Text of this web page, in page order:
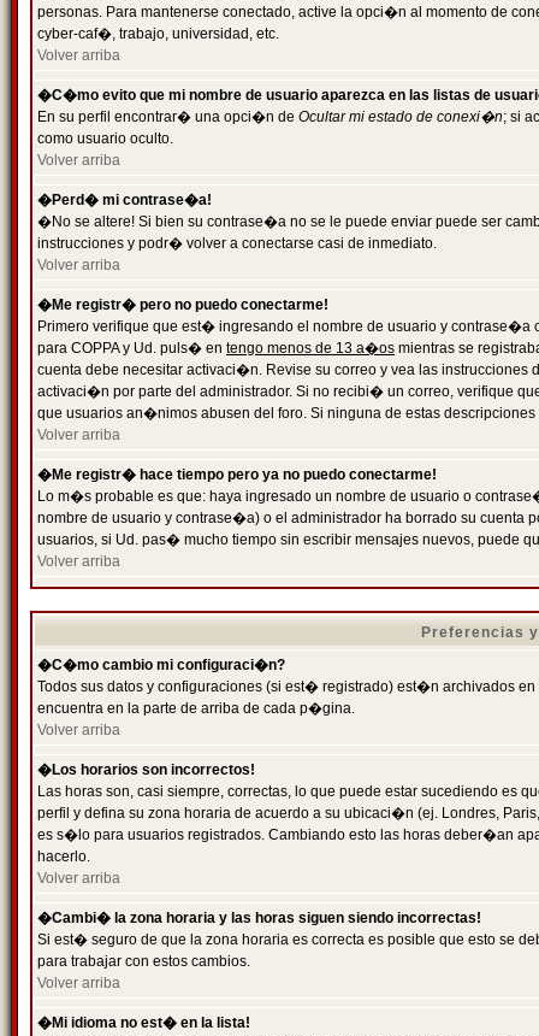
personas. Para mantenerse conectado, active la opci�n al momento de
cyber-caf�, trabajo, universidad, etc.
Volver arriba
�C�mo evito que mi nombre de usuario aparezca en las listas de
En su perfil encontrar� una opci�n de Ocultar mi estado de conexi�n; si
como usuario oculto.
Volver arriba
�Perd� mi contrase�a!
�No se altere! Si bien su contrase�a no se le puede enviar puede ser
instrucciones y podr� volver a conectarse casi de inmediato.
Volver arriba
�Me registr� pero no puedo conectarme!
Primero verifique que est� ingresando el nombre de usuario y
para COPPA y Ud. puls� en tengo menos de 13 a�os mientras se
cuenta debe necesitar activaci�n. Revise su correo y vea las
activaci�n por parte del administrador. Si no recibi� un correo, verifique
que usuarios an�nimos abusen del foro. Si ninguna de estas
Volver arriba
�Me registr� hace tiempo pero ya no puedo conectarme!
Lo m�s probable es que: haya ingresado un nombre de usuario o
nombre de usuario y contrase�a) o el administrador ha borrado su
usuarios, si Ud. pas� mucho tiempo sin escribir mensajes nuevos, puede
Volver arriba
Preferencias
�C�mo cambio mi configuraci�n?
Todos sus datos y configuraciones (si est� registrado) est�n archivados
encuentra en la parte de arriba de cada p�gina.
Volver arriba
�Los horarios son incorrectos!
Las horas son, casi siempre, correctas, lo que puede estar sucediendo es
perfil y defina su zona horaria de acuerdo a su ubicaci�n (ej. Londres,
es s�lo para usuarios registrados. Cambiando esto las horas deber�an
hacerlo.
Volver arriba
�Cambi� la zona horaria y las horas siguen siendo incorrectas!
Si est� seguro de que la zona horaria es correcta es posible que esto se
para trabajar con estos cambios.
Volver arriba
�Mi idioma no est� en la lista!